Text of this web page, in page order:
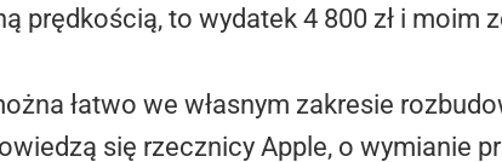
prędkością, to wydatek 4 800 zł i
łatwo we własnym zakresie
się rzecznicy Apple, o wymianie